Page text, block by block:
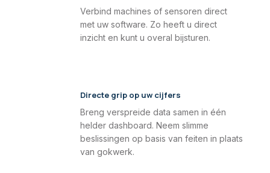
Verbind machines of sensoren direct
met uw software. Zo heeft u direct
inzicht en kunt u overal bijsturen.
Directe grip op uw cijfers
Breng verspreide data samen in één
helder dashboard. Neem slimme
beslissingen op basis van feiten in plaats
van gokwerk.